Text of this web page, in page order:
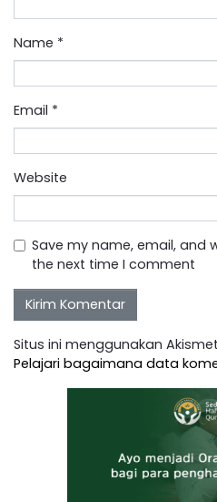
Name *
Email *
Website
Save my name, email, and
the next time I comment
Situs ini menggunakan
Pelajari bagaimana data